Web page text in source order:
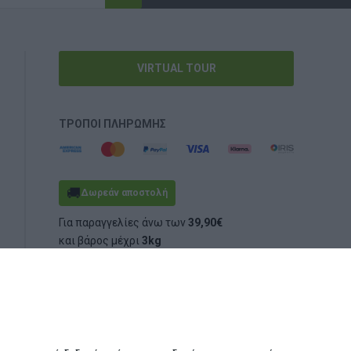
VIRTUAL TOUR
ΤΡΌΠΟΙ ΠΛΗΡΩΜΉΣ
🚚Δωρεάν αποστολή
Για παραγγελίες άνω των39,90€
και βάρος μέχρι3kg